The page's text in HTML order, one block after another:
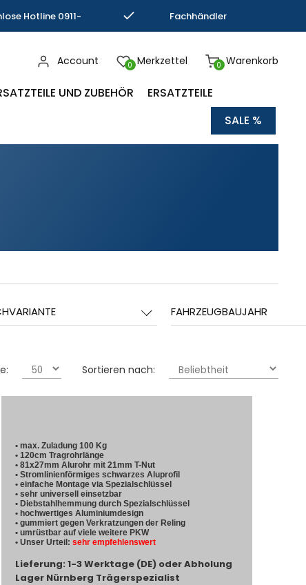
Hotline 0911- Fachhändler
0 Warenkorb
0 Merkzettel
Account
UND ZUBEHÖR
ERSATZTEILE
SALE %
FAHRZEUGBAUJAHR
Sortieren nach:
• max. Zuladung 100 Kg
• 120cm Tragrohrlänge
• 81x27mm Alurohr mit 21mm T-Nut
• Stromlinienförmiges schwarzes Aluprofil
• einfache Montage via Spezialschlüssel
• sehr universell einsetzbar
• Diebstahlhemmung durch Spezialschlüssel
• hochwertiges Aluminiumdesign
• gummiert gegen Verkratzungen der Reling
• umrüstbar auf viele weitere PKW
• Unser Urteil: sehr empfehlenswert
Lieferung: 1-3 Werktage (DE) oder Abholung
Lager Nürnberg Trägerspezialist